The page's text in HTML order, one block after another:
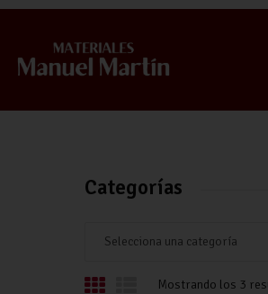
QUIÉNES SOMOS
Mostrando los 3
Categorías
Selecciona una categoría